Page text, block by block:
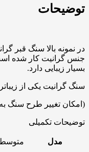
توضیحات
در نمونه بالا سنگ قبر
جنس گرانیت کار شده
بسیار زیبایی دارد.
سنگ گرانیت یکی از
(امکان تغییر طرح سنگ
توضیحات تکمیلی
مدل